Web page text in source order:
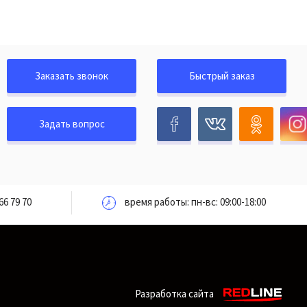
Заказать звонок
Задать вопрос
Быстрый заказ
79 70 время работы: пн-вс: 09:00-18:00
Разработка сайта